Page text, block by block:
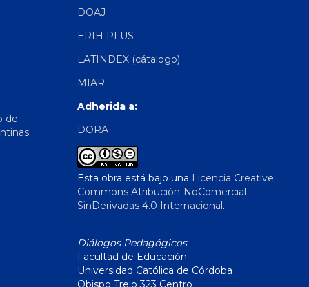
de
DOAJ
ERIH PLUS
LATINDEX (cátalogo)
MIAR
Adherida a:
DORA
Esta obra está bajo una Licencia Creative
Commons Atribución-NoComercial-
SinDerivadas 4.0 Internacional .
Diálogos Pedagógicos
Facultad de Educación
Universidad Católica de Córdoba
Obispo Trejo 323 Centro